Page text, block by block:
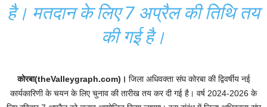
है। मतदान के लिए 7 अप्रैल की तिथि तय
की गई है।
कोरबा(theValleygraph.com)। जिला अधिवक्ता संघ कोरबा की द्विवर्षीय नई
कार्यकारिणी के चयन के लिए चुनाव की तारीख तय कर दी गई है। वर्ष 2024-2026 के